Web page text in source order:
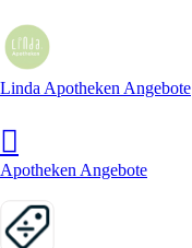
Linda Apotheken Angebote
Apotheken Angebote